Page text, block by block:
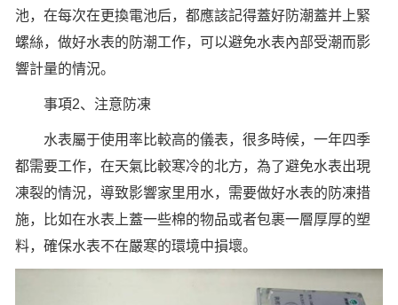
池，在每次在更換電池后，都應該記得蓋好防潮蓋并上緊
螺絲，做好水表的防潮工作，可以避免水表內部受潮而影
響計量的情況。
事項2、注意防凍
水表屬于使用率比較高的儀表，很多時候，一年四季
都需要工作，在天氣比較寒冷的北方，為了避免水表出現
凍裂的情況，導致影響家里用水，需要做好水表的防凍措
施，比如在水表上蓋一些棉的物品或者包裹一層厚厚的塑
料，確保水表不在嚴寒的環境中損壞。